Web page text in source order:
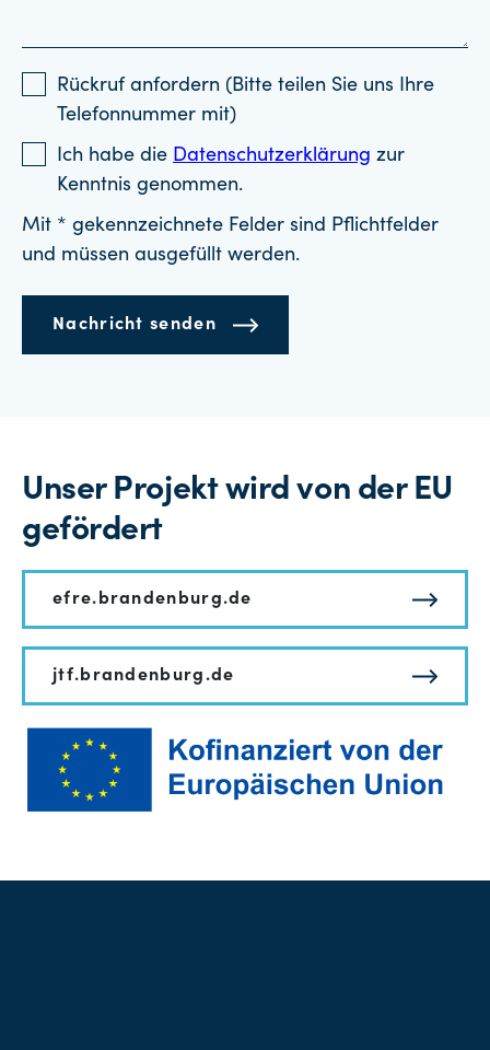
Rückruf anfordern (Bitte teilen Sie uns Ihre
Telefonnummer mit)
Ich habe die Datenschutzerklärung zur
Kenntnis genommen.
Mit * gekennzeichnete Felder sind Pflichtfelder
und müssen ausgefüllt werden.
Nachricht senden
Unser Projekt wird von der EU
gefördert
efre.brandenburg.de
jtf.brandenburg.de